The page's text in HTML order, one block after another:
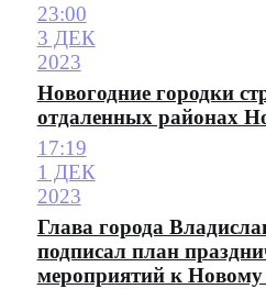
23:00
3 ДЕК
2023
Новогодние городки
отдаленных районах
17:19
1 ДЕК
2023
Глава города
подписал план
мероприятий к Новому